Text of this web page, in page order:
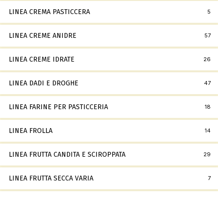
LINEA CREMA PASTICCERA 5
LINEA CREME ANIDRE 57
LINEA CREME IDRATE 26
LINEA DADI E DROGHE 47
LINEA FARINE PER PASTICCERIA 18
LINEA FROLLA 14
LINEA FRUTTA CANDITA E SCIROPPATA 29
LINEA FRUTTA SECCA VARIA 7